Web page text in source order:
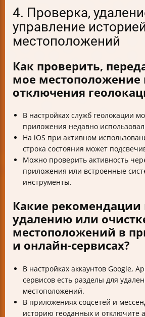
4. Проверка,
управление историей
местоположений
Как проверить,
мое местоположение
отключения
В настройках служб геолокации
приложения недавно
На iOS при активном
строка состояния может
Можно проверить активность
приложения или встроенные
инструменты.
Какие рекомендации
удалению или
местоположений в
и онлайн-сервисах?
В настройках аккаунтов Google,
сервисов есть разделы для
местоположений.
В приложениях соцсетей и
историю геоданных и отключите